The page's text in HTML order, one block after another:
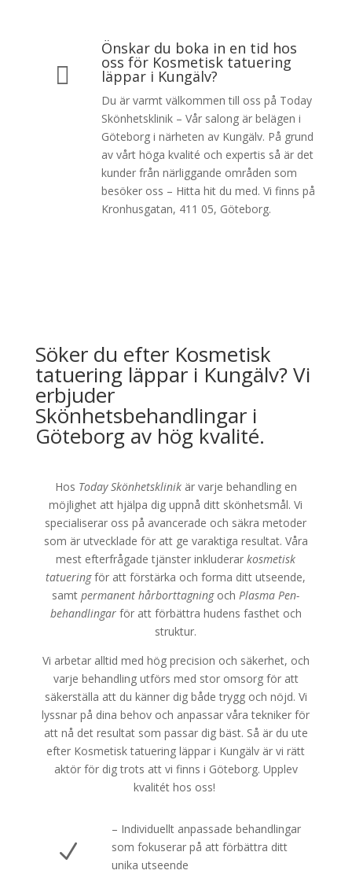

Önskar du boka in en tid hos
oss för Kosmetisk tatuering
läppar i Kungälv?
Du är varmt välkommen till oss på Today
Skönhetsklinik – Vår salong är belägen i
Göteborg i närheten av Kungälv. På grund
av vårt höga kvalité och expertis så är det
kunder från närliggande områden som
besöker oss – Hitta hit du med. Vi finns på
Kronhusgatan, 411 05, Göteborg.
Söker du efter Kosmetisk
tatuering läppar i Kungälv? Vi
erbjuder
Skönhetsbehandlingar i
Göteborg av hög kvalité.
Hos Today Skönhetsklinikär varje behandling en
möjlighet att hjälpa dig uppnå ditt skönhetsmål. Vi
specialiserar oss på avancerade och säkra metoder
som är utvecklade för att ge varaktiga resultat. Våra
mest efterfrågade tjänster inkluderarkosmetisk
tatueringför att förstärka och forma ditt utseende,
samtpermanent hårborttagningoch Plasma Pen-
behandlingarför att förbättra hudens fasthet och
struktur.
Vi arbetar alltid med hög precision och säkerhet, och
varje behandling utförs med stor omsorg för att
säkerställa att du känner dig både trygg och nöjd. Vi
lyssnar på dina behov och anpassar våra tekniker för
att nå det resultat som passar dig bäst. Så är du ute
efter Kosmetisk tatuering läppar i Kungälv är vi rätt
aktör för dig trots att vi finns i Göteborg. Upplev
kvalitét hos oss!
N
– Individuellt anpassade behandlingar
som fokuserar på att förbättra ditt
unika utseende